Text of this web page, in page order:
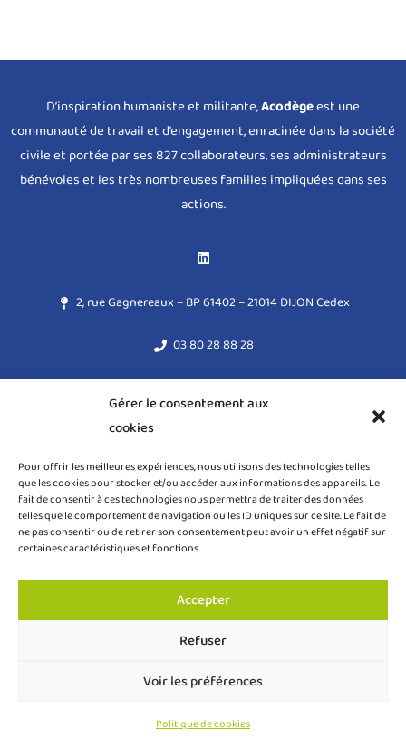
Gérer le consentement aux
cookies
Pour offrir les meilleures expériences, nous utilisons des technologies telles
que les cookies pour stocker et/ou accéder aux informations des appareils. Le
fait de consentir à ces technologies nous permettra de traiter des données
telles que le comportement de navigation ou les ID uniques sur ce site. Le fait de
ne pas consentir ou de retirer son consentement peut avoir un effet négatif sur
certaines caractéristiques et fonctions.
Accepter
Refuser
Voir les préférences
Politique de cookies
D’inspiration humaniste et militante,Acodègeest une
communauté de travail et d’engagement, enracinée dans la société
civile et portée par ses 827 collaborateurs, ses administrateurs
bénévoles et les très nombreuses familles impliquées dans ses
actions.
2, rue Gagnereaux – BP 61402 – 21014 DIJON Cedex
03 80 28 88 28
Règlement général sur la protection des données (RGPD)
Politique de cookies (UE)
COPYRIGHT ACODEGE © 2024 – TOUS DROITS RÉSERVÉS